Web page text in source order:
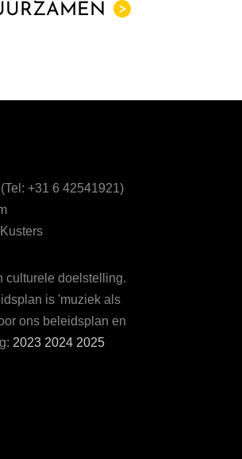
>
+31 6 42541921)
culturele doelstelling.
is 'muziek als
ons beleidsplan en
2023 2024 2025